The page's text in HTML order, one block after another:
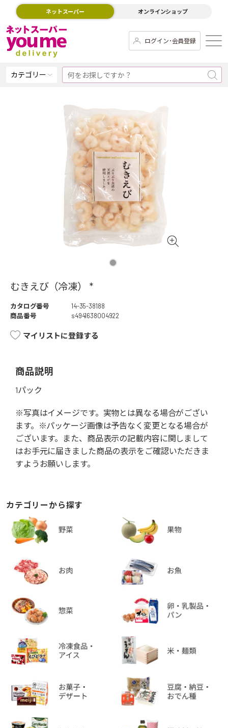
ネットスーパー オンラインショップ
ログイン･会員登録
カテゴリー
むきえび（冷凍） *
カタログ番号
14-35-38188
商品番号
s4941638004922
マイリストに登録する
商品説明
1パック
※写真はイメージです。実物とは異なる場合がござい
ます。※パッケージ画像は予告なく変更となる場合が
ございます。また、商品表示の記載内容に関しまして
はお手元に届きました商品の表示をご確認いただきま
すようお願いします。
カテゴリーから探す